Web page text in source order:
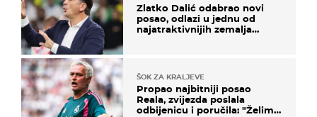
Zlatko Dalić odabrao novi
posao, odlazi u jednu od
najatraktivnijih zemalja
ŠOK ZA KRALJEVE
Propao najbitniji posao
Reala, zvijezda poslala
odbijenicu i poručila: "Želim